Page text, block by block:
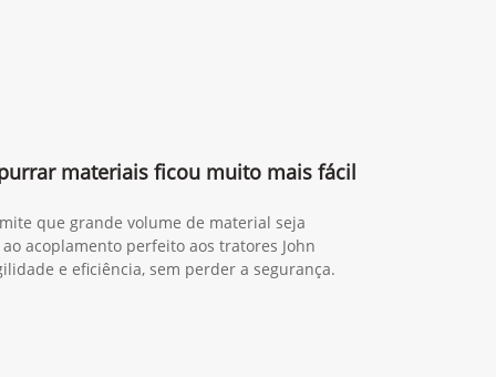
materiais ficou muito mais fácil
que grande volume de material seja
acoplamento perfeito aos tratores John
e eficiência, sem perder a segurança.